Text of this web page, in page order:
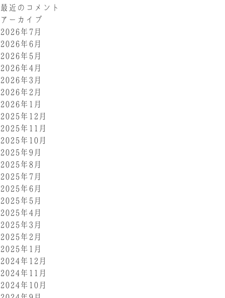
最近のコメント
アーカイブ
2026年7月
2026年6月
2026年5月
2026年4月
2026年3月
2026年2月
2026年1月
2025年12月
2025年11月
2025年10月
2025年9月
2025年8月
2025年7月
2025年6月
2025年5月
2025年4月
2025年3月
2025年2月
2025年1月
2024年12月
2024年11月
2024年10月